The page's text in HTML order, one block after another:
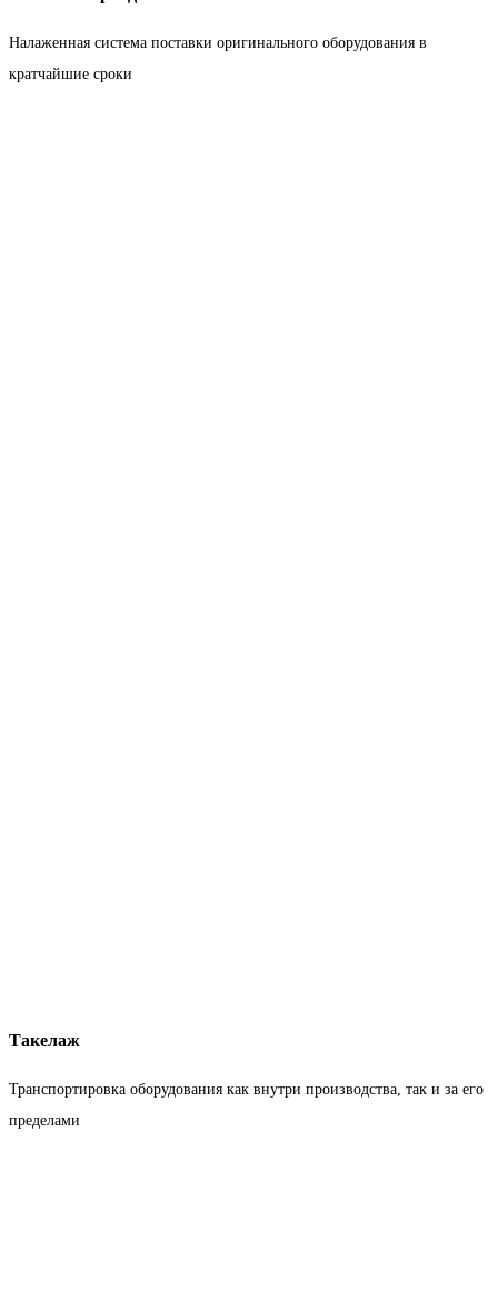
Налаженная система поставки оригинального оборудования в
кратчайшие сроки
Такелаж
Транспортировка оборудования как внутри производства, так и за его
пределами